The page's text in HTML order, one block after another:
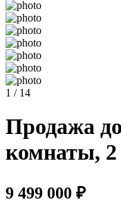
1 / 14
Продажа
комнаты, 2
9 499 000 ₽